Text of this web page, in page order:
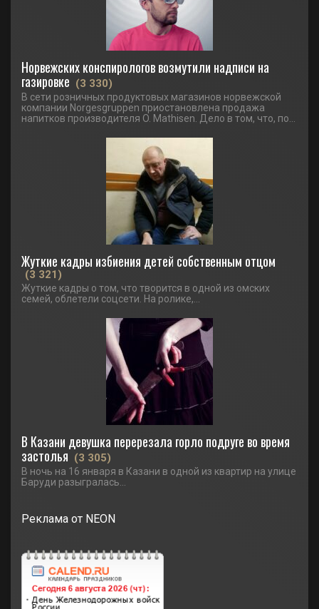
Норвежских конспирологов возмутили надписи на
газировке (3 330)
В сети розничных продуктовых магазинов норвежской
компании Norgesgruppen приостановлена продажа
напитков производителя O. Mathisen. Дело в том, что, по...
Жуткие кадры избиения детей собственным отцом
(3 321)
Жуткие кадры о том, что творится в одной из омских
семей, облетели соцсети. На ролике,...
В Казани девушка перерезала горло подруге во время
застолья (3 305)
В ночь на 16 января в Казани в одной из квартир на улице
Баруди разыгралась...
Реклама от NEON